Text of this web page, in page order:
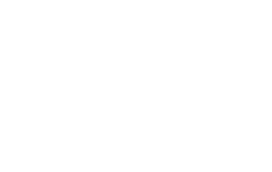
a slunečníky zdarma, osušky oproti kauci, výměna za poplatek.
500 m přes rezervaci lišejníků, lehátka a slunečníky za poplatek.